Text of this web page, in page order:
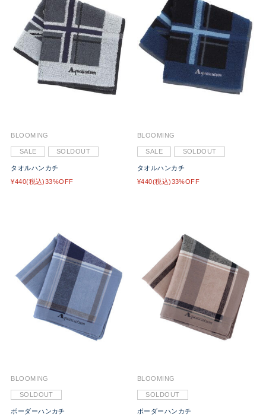
BLOOMING
SALE SOLDOUT
タオルハンカチ
¥440(税込)33%OFF
BLOOMING
SALE SOLDOUT
タオルハンカチ
¥440(税込)33%OFF
BLOOMING
SOLDOUT
ボーダーハンカチ
BLOOMING
SOLDOUT
ボーダーハンカチ